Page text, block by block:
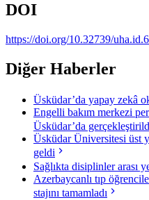
DOI
https://doi.org/10.32739/
Diğer Haberler
Üsküdar’da yapay zekâ
Engelli bakım merkezi
Üsküdar’da
Üsküdar Üniversitesi üst
geldi
Sağlıkta disiplinler arası
Azerbaycanlı tıp
stajını tamamladı